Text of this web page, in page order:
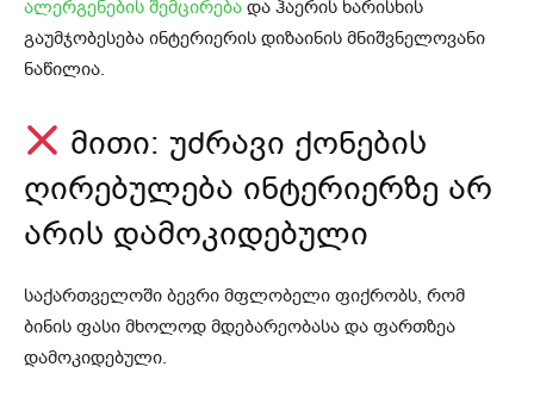
ალერგენების შემცირება და ჰაერის ხარისხის
გაუმჯობესება ინტერიერის დიზაინის მნიშვნელოვანი
ნაწილია.
მითი: უძრავი ქონების
ღირებულება ინტერიერზე არ
არის დამოკიდებული
საქართველოში ბევრი მფლობელი ფიქრობს, რომ
ბინის ფასი მხოლოდ მდებარეობასა და ფართზეა
დამოკიდებული.